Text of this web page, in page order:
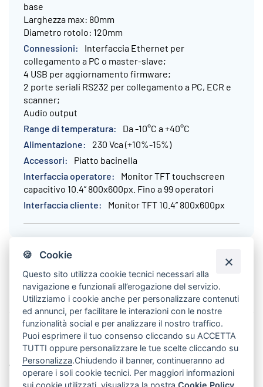
base
Larghezza max: 80mm
Diametro rotolo: 120mm
Interfaccia Ethernet per
collegamento a PC o master-slave;
4 USB per aggiornamento firmware;
2 porte seriali RS232 per collegamento a PC, ECR e
scanner;
Audio output
Da -10°C a +40°C
230 Vca (+10%-15%)
Piatto bacinella
Monitor TFT touchscreen
capacitivo 10.4’’ 800x600px. Fino a 99 operatori
Monitor TFT 10.4’’ 800x600px
DITRONETWORK SRL
WEBSITE
🍪 Cookie
Questo sito utilizza cookie tecnici necessari alla
navigazione e funzionali all’erogazione del servizio.
Utilizziamo i cookie anche per personalizzare contenuti
ed annunci, per facilitare le interazioni con le nostre
funzionalità social e per analizzare il nostro traffico.
Puoi esprimere il tuo consenso cliccando su ACCETTA
TUTTI oppure personalizzare le tue scelte cliccando su
Personalizza.Chiudendo il banner, continueranno ad
operare i soli cookie tecnici. Per maggiori informazioni
sui cookie utilizzati, visualizza la nostraCookie Policy